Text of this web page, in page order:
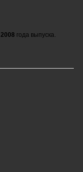
2008 года выпуска.